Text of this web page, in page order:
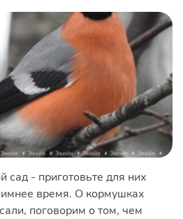
сад - приготовьте для них
время. О кормушках
поговорим о том, чем